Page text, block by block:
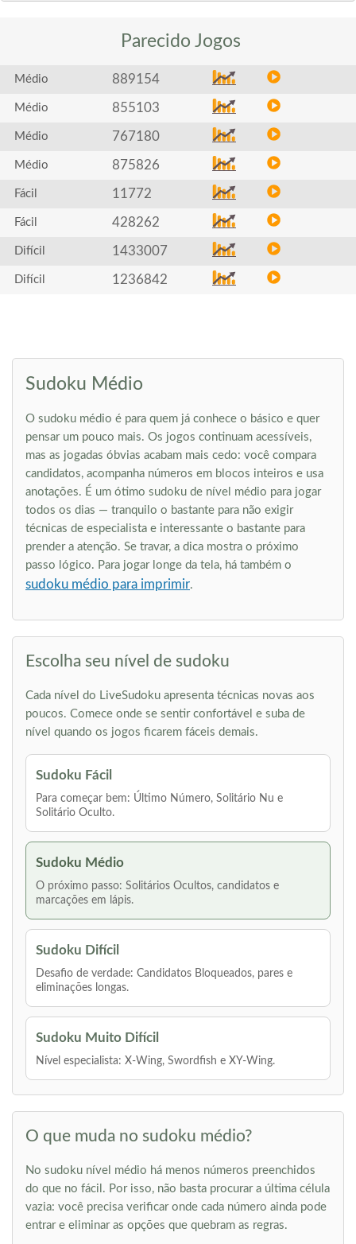
Parecido Jogos
Médio 889154
Médio 855103
Médio 767180
Médio 875826
Fácil 11772
Fácil 428262
Difícil 1433007
Difícil 1236842
Sudoku Médio
O sudoku médio é para quem já conhece o básico e quer
pensar um pouco mais. Os jogos continuam acessíveis,
mas as jogadas óbvias acabam mais cedo: você compara
candidatos, acompanha números em blocos inteiros e usa
anotações. É um ótimo sudoku de nível médio para jogar
todos os dias — tranquilo o bastante para não exigir
técnicas de especialista e interessante o bastante para
prender a atenção. Se travar, a dica mostra o próximo
passo lógico. Para jogar longe da tela, há também o
sudoku médio para imprimir.
Escolha seu nível de sudoku
Cada nível do LiveSudoku apresenta técnicas novas aos
poucos. Comece onde se sentir confortável e suba de
nível quando os jogos ficarem fáceis demais.
Sudoku Fácil
Para começar bem: Último Número, Solitário Nu e
Solitário Oculto.
Sudoku Médio
O próximo passo: Solitários Ocultos, candidatos e
marcações em lápis.
Sudoku Difícil
Desafio de verdade: Candidatos Bloqueados, pares e
eliminações longas.
Sudoku Muito Difícil
Nível especialista: X-Wing, Swordfish e XY-Wing.
O que muda no sudoku médio?
No sudoku nível médio há menos números preenchidos
do que no fácil. Por isso, não basta procurar a última célula
vazia: você precisa verificar onde cada número ainda pode
entrar e eliminar as opções que quebram as regras.